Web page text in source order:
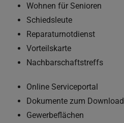
Wohnen für Senioren
Schiedsleute
Reparaturnotdienst
Vorteilskarte
Nachbarschaftstreffs
Online Serviceportal
Dokumente zum Download
Gewerbeflächen